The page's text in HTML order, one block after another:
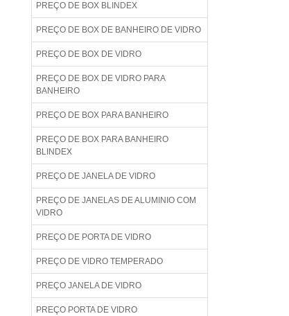
PREÇO DE BOX BLINDEX
PREÇO DE BOX DE BANHEIRO DE VIDRO
PREÇO DE BOX DE VIDRO
PREÇO DE BOX DE VIDRO PARA
BANHEIRO
PREÇO DE BOX PARA BANHEIRO
PREÇO DE BOX PARA BANHEIRO
BLINDEX
PREÇO DE JANELA DE VIDRO
PREÇO DE JANELAS DE ALUMINIO COM
VIDRO
PREÇO DE PORTA DE VIDRO
PREÇO DE VIDRO TEMPERADO
PREÇO JANELA DE VIDRO
PREÇO PORTA DE VIDRO